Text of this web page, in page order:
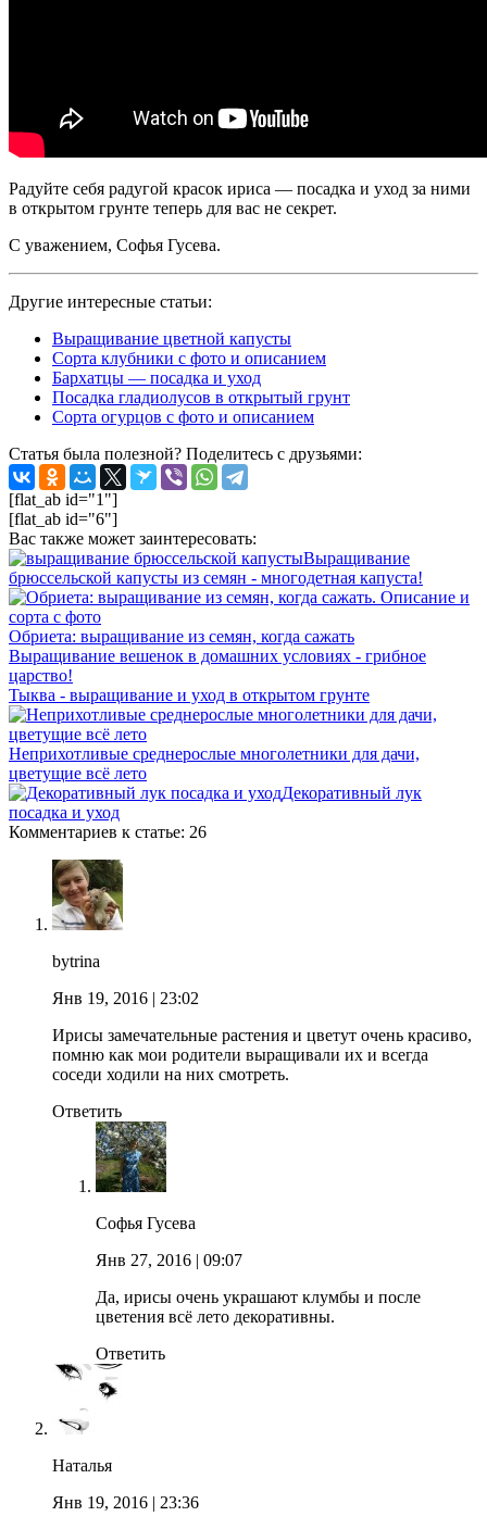
Радуйте себя радугой красок ириса — посадка и уход за ними
в открытом грунте теперь для вас не секрет.
С уважением, Софья Гусева.
Другие интересные статьи:
Выращивание цветной капусты
Сорта клубники с фото и описанием
Бархатцы — посадка и уход
Посадка гладиолусов в открытый грунт
Сорта огурцов с фото и описанием
Статья была полезной? Поделитесь с друзьями:
[flat_ab id="1"]
[flat_ab id="6"]
Вас также может заинтересовать:
Выращивание
брюссельской капусты из семян - многодетная капуста!
Обриета: выращивание из семян, когда сажать
Выращивание вешенок в домашних условиях - грибное
царство!
Тыква - выращивание и уход в открытом грунте
Неприхотливые среднерослые многолетники для дачи,
цветущие всё лето
Декоративный лук
посадка и уход
Комментариев к статье: 26
bytrina
Янв 19, 2016 | 23:02
Ирисы замечательные растения и цветут очень красиво,
помню как мои родители выращивали их и всегда
соседи ходили на них смотреть.
Ответить
Софья Гусева
Янв 27, 2016 | 09:07
Да, ирисы очень украшают клумбы и после
цветения всё лето декоративны.
Ответить
Наталья
Янв 19, 2016 | 23:36